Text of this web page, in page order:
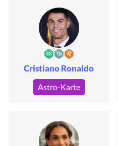
Cristiano Ronaldo
Astro-Karte